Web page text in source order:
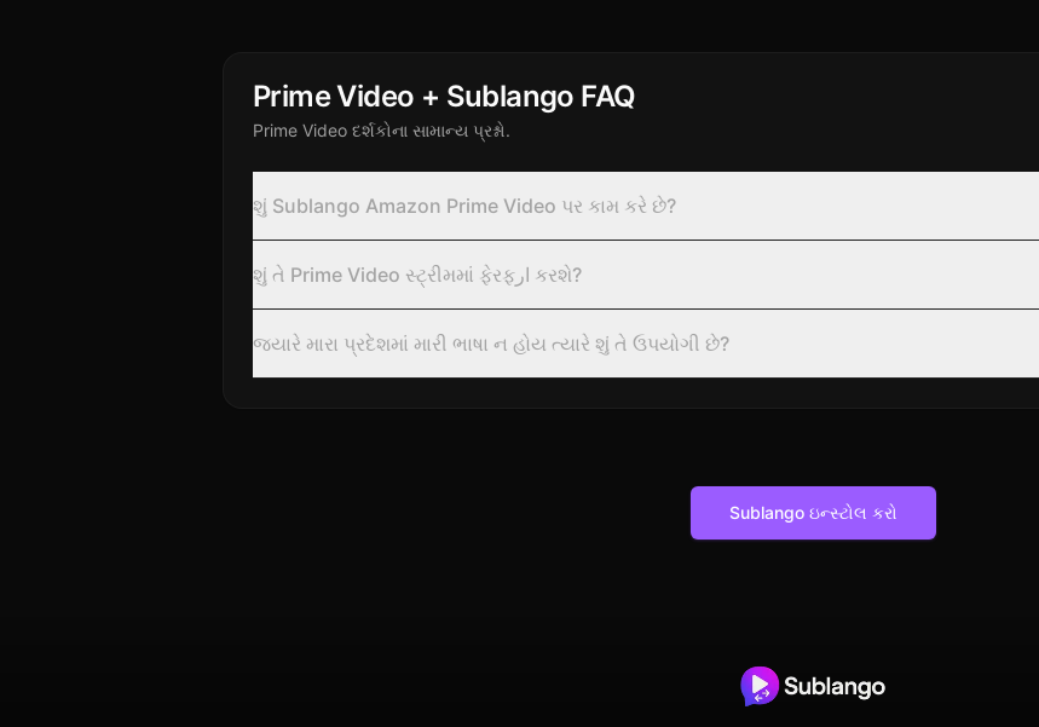
Prime Video + Sublango FAQ
Prime Video દર્શકોના સામાન્ય પ્રશ્નો.
શું Sublango Amazon Prime Video પર કામ કરે છે?
શું તે Prime Video સ્ટ્રીમમાં ફેરફار કરશે?
જ્યારે મારા પ્રદેશમાં મારી ભાષા ન હોય ત્યારે શું તે ઉપયોગી છે?
Sublango ઇન્સ્ટોલ કરો